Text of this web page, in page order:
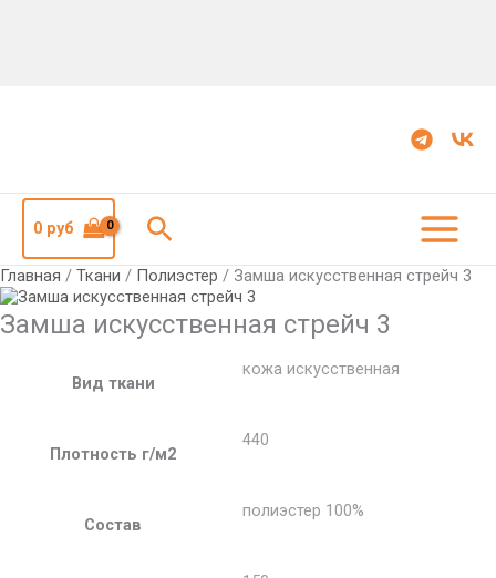
0руб Поиск
Главная / Ткани / Полиэстер / Замша искусственная стрейч 3
Замша искусственная стрейч 3
Вид ткани
кожа искусственная
Плотность г/м2
440
Состав
полиэстер 100%